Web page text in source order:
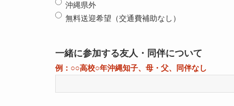
沖縄県外
無料送迎希望（交通費補助なし）
一緒に参加する友人・同伴について
例：○○高校○年沖縄知子、母・父、同伴なし